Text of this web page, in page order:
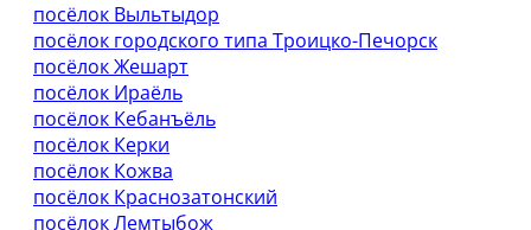
посёлок Выльтыдор
посёлок городского типа Троицко-Печорск
посёлок Жешарт
посёлок Ираёль
посёлок Кебанъёль
посёлок Керки
посёлок Кожва
посёлок Краснозатонский
посёлок Лемтыбож